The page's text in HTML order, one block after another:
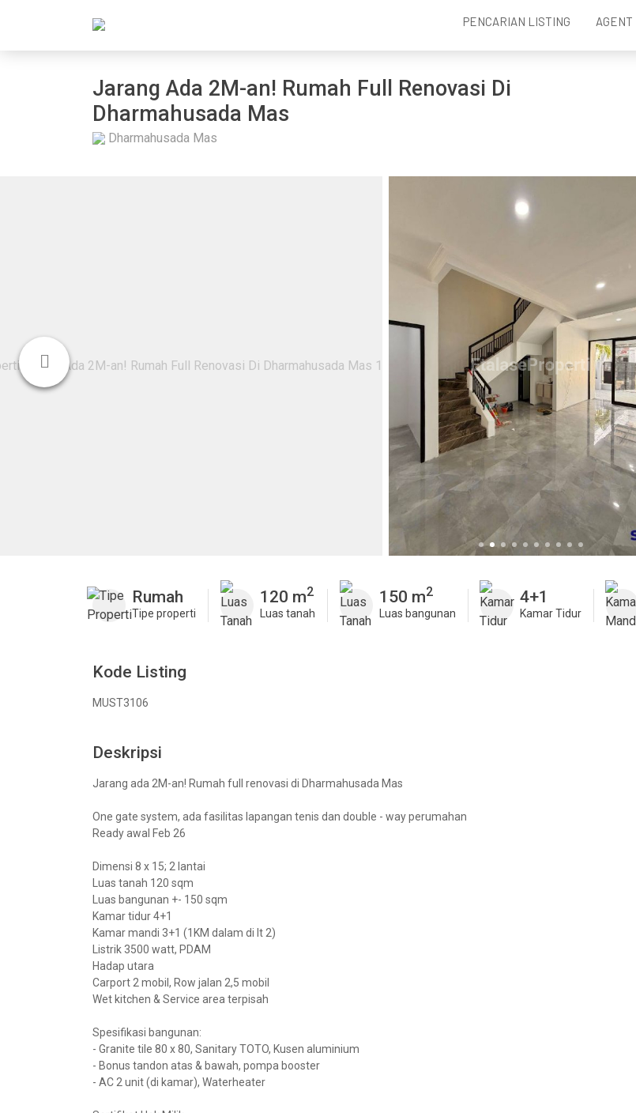
PENCARIAN LISTING AGENT
Jarang Ada 2M-an! Rumah Full Renovasi Di
Dharmahusada Mas
Dharmahusada Mas
Rumah
Tipe properti
120 m2
Luas tanah
150 m2
Luas bangunan
4+1
Kamar Tidur
Kode Listing
MUST3106
Deskripsi
Jarang ada 2M-an! Rumah full renovasi di Dharmahusada Mas
One gate system, ada fasilitas lapangan tenis dan double - way perumahan
Ready awal Feb 26
Dimensi 8 x 15; 2 lantai
Luas tanah 120 sqm
Luas bangunan +- 150 sqm
Kamar tidur 4+1
Kamar mandi 3+1 (1KM dalam di lt 2)
Listrik 3500 watt, PDAM
Hadap utara
Carport 2 mobil, Row jalan 2,5 mobil
Wet kitchen & Service area terpisah
Spesifikasi bangunan:
- Granite tile 80 x 80, Sanitary TOTO, Kusen aluminium
- Bonus tandon atas & bawah, pompa booster
- AC 2 unit (di kamar), Waterheater